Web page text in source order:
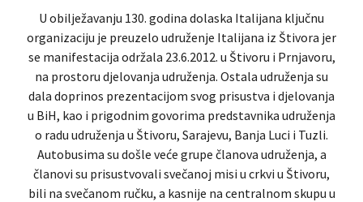
U obilježavanju 130. godina dolaska Italijana ključnu
organizaciju je preuzelo udruženje Italijana iz Štivora jer
se manifestacija održala 23.6.2012. u Štivoru i Prnjavoru,
na prostoru djelovanja udruženja. Ostala udruženja su
dala doprinos prezentacijom svog prisustva i djelovanja
u BiH, kao i prigodnim govorima predstavnika udruženja
o radu udruženja u Štivoru, Sarajevu, Banja Luci i Tuzli.
Autobusima su došle veće grupe članova udruženja, a
članovi su prisustvovali svečanoj misi u crkvi u Štivoru,
bili na svečanom ručku, a kasnije na centralnom skupu u